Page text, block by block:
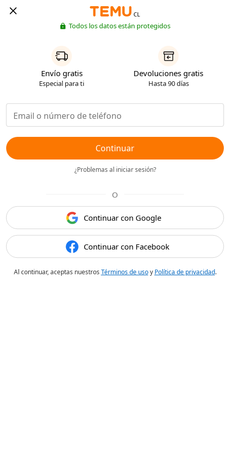
CL
Todos los datos están protegidos
Envío gratis
Especial para ti
Devoluciones gratis
Hasta 90 días
Continuar
¿Problemas al iniciar sesión?
O
Continuar con Google
Continuar con Facebook
Al continuar, aceptas nuestros Términos de usoy Política de privacidad.